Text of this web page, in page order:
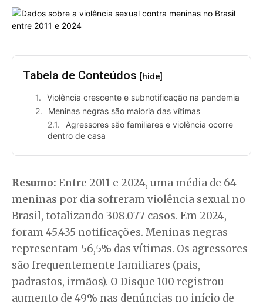
Tabela de Conteúdos [hide]
Violência crescente e subnotificação na pandemia
Meninas negras são maioria das vítimas
Agressores são familiares e violência ocorre
dentro de casa
Resumo: Entre 2011 e 2024, uma média de 64
meninas por dia sofreram violência sexual no
Brasil, totalizando 308.077 casos. Em 2024,
foram 45.435 notificações. Meninas negras
representam 56,5% das vítimas. Os agressores
são frequentemente familiares (pais,
padrastos, irmãos). O Disque 100 registrou
aumento de 49% nas denúncias no início de